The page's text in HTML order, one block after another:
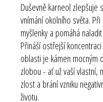
Duševně karneol zlepšuje
vnímání okolního světa.
myšlenky a pomáhá
Přináší ostřejší
oblasti je kámen mocným
zlobou - ať už vaší vlastní,
zlost a brání vzniku
životu.